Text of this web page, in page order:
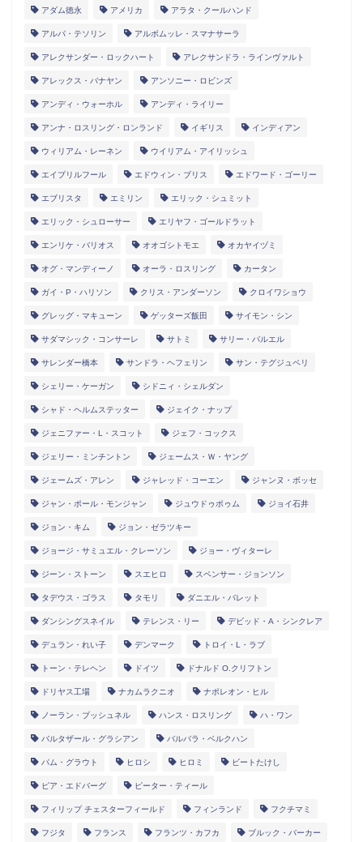
アダム徳永 アメリカ アラタ・クールハンド
アルパ・テソリン アルボムッレ・スマナサーラ
アレクサンダー・ロックハート アレクサンドラ・ラインヴァルト
アレックス・バナヤン アンソニー・ロビンズ
アンディ・ウォーホル アンディ・ライリー
アンナ・ロスリング・ロンランド イギリス インディアン
ウィリアム・レーネン ウイリアム・アイリッシュ
エイプリルフール エドウィン・ブリス エドワード・ゴーリー
エブリスタ エミリン エリック・シュミット
エリック・シュローサー エリヤフ・ゴールドラット
エンリケ・バリオス オオゴシトモエ オカヤイヅミ
オグ・マンディーノ オーラ・ロスリング カータン
ガイ・P・ハリソン クリス・アンダーソン クロイワショウ
グレッグ・マキューン ゲッターズ飯田 サイモン・シン
サダマシック・コンサーレ サトミ サリー・バルエル
サレンダー橋本 サンドラ・ヘフェリン サン・テグジュペリ
シェリー・ケーガン シドニィ・シェルダン
シャド・ヘルムステッター ジェイク・ナップ
ジェニファー・L・スコット ジェフ・コックス
ジェリー・ミンチントン ジェームス・Ｗ・ヤング
ジェームズ・アレン ジャレッド・コーエン ジャンヌ・ボッセ
ジャン・ポール・モンジャン ジュウドゥポゥム ジョイ石井
ジョン・キム ジョン・ゼラツキー
ジョージ・サミュエル・クレーソン ジョー・ヴィターレ
ジーン・ストーン スエヒロ スペンサー・ジョンソン
タデウス・ゴラス タモリ ダニエル・バレット
ダンシングスネイル テレンス・リー デビッド・A・シンクレア
デュラン・れい子 デンマーク トロイ・L・ラブ
トーン・テレヘン ドイツ ドナルド O.クリフトン
ドリヤス工場 ナカムラクニオ ナポレオン・ヒル
ノーラン・ブッシュネル ハンス・ロスリング ハ・ワン
バルタザール・グラシアン バルバラ・ベルクハン
パム・グラウト ヒロシ ヒロミ ビートたけし
ピア・エドバーグ ピーター・ティール
フィリップ チェスターフィールド フィンランド フクチマミ
フジタ フランス フランツ・カフカ ブルック・バーカー